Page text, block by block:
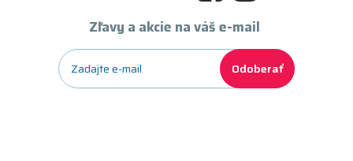
Zľavy a akcie na váš e-mail
Odoberať